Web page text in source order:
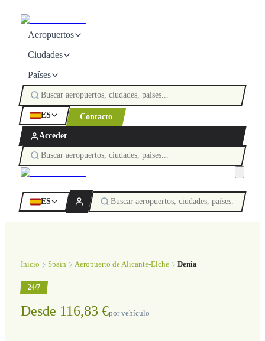
Aeropuertos
Ciudades
Países
ES Contacto
Acceder
ES
Inicio Spain Aeropuerto de Alicante-Elche Denia
24/7
Desde 116,83 €por vehículo